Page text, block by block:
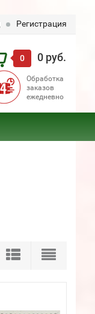
Регистрация
0 0 руб.
Обработка
заказов
ежедневно